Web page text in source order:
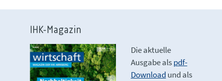
IHK-Magazin
Die aktuelle
Ausgabe alspdf-
Download und als